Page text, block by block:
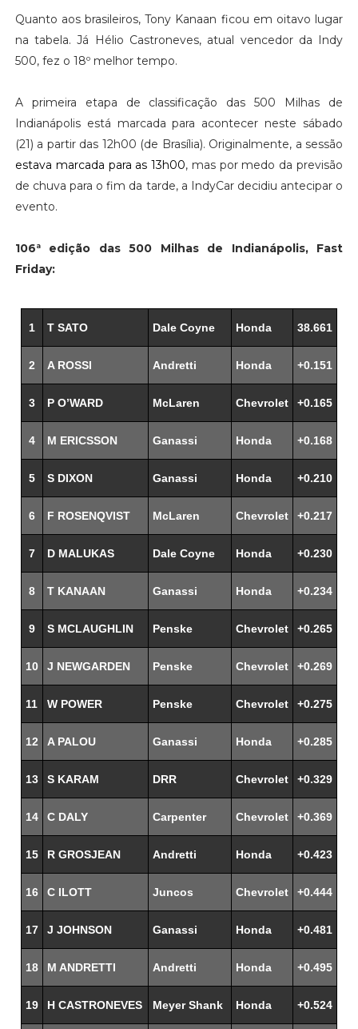
Quanto aos brasileiros, Tony Kanaan ficou em oitavo lugar
na tabela. Já Hélio Castroneves, atual vencedor da Indy
500, fez o 18º melhor tempo.
A primeira etapa de classificação das 500 Milhas de
Indianápolis está marcada para acontecer neste sábado
(21) a partir das 12h00 (de Brasília). Originalmente, a sessão
estava marcada para as 13h00, mas por medo da previsão
de chuva para o fim da tarde, a IndyCar decidiu antecipar o
evento.
106ª edição das 500 Milhas de Indianápolis, Fast
Friday:
1 T SATO Dale Coyne Honda 38.661
2 A ROSSI Andretti Honda +0.151
3 P O’WARD McLaren Chevrolet +0.165
4 M ERICSSON Ganassi Honda +0.168
5 S DIXON Ganassi Honda +0.210
6 F ROSENQVIST McLaren Chevrolet +0.217
7 D MALUKAS Dale Coyne Honda +0.230
8 T KANAAN Ganassi Honda +0.234
9 S MCLAUGHLIN Penske Chevrolet +0.265
10 J NEWGARDEN Penske Chevrolet +0.269
11 W POWER Penske Chevrolet +0.275
12 A PALOU Ganassi Honda +0.285
13 S KARAM DRR Chevrolet +0.329
14 C DALY Carpenter Chevrolet +0.369
15 R GROSJEAN Andretti Honda +0.423
16 C ILOTT Juncos Chevrolet +0.444
17 J JOHNSON Ganassi Honda +0.481
18 M ANDRETTI Andretti Honda +0.495
19 H CASTRONEVES Meyer Shank Honda +0.524